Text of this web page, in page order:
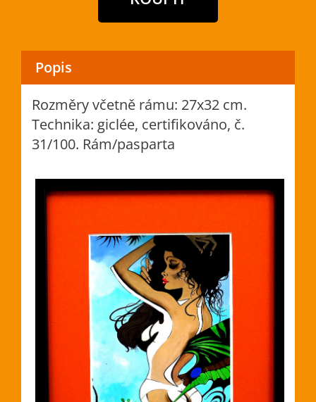
Popis
Rozměry včetně rámu: 27x32 cm.
Technika: giclée, certifikováno, č.
31/100. Rám/pasparta